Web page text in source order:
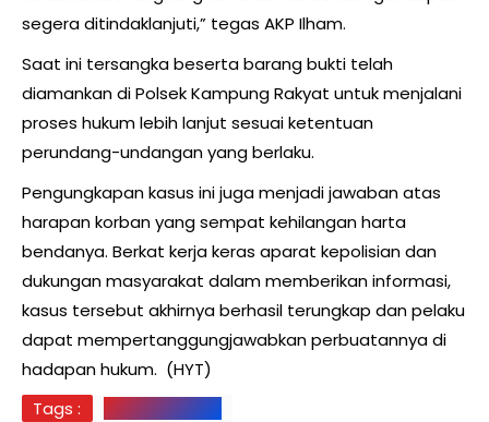
segera ditindaklanjuti,” tegas AKP Ilham.
Saat ini tersangka beserta barang bukti telah
diamankan di Polsek Kampung Rakyat untuk menjalani
proses hukum lebih lanjut sesuai ketentuan
perundang-undangan yang berlaku.
Pengungkapan kasus ini juga menjadi jawaban atas
harapan korban yang sempat kehilangan harta
bendanya. Berkat kerja keras aparat kepolisian dan
dukungan masyarakat dalam memberikan informasi,
kasus tersebut akhirnya berhasil terungkap dan pelaku
dapat mempertanggungjawabkan perbuatannya di
hadapan hukum. (HYT)
Tags :